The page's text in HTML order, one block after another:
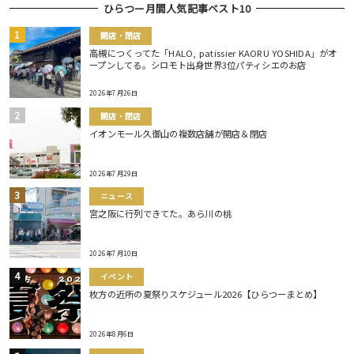
ひらつー月間人気記事ベスト10
開店・閉店
高槻につくってた「HALO, patissier KAORU YOSHIDA」がオ
ープンしてる。シロモト出身世界3位パティシエのお店
2026年7月26日
開店・閉店
イオンモール久御山の複数店舗が開店＆閉店
2026年7月29日
ニュース
宮之阪に行列できてた。あら川の桃
2026年7月10日
イベント
枚方の近所の夏祭りスケジュール2026【ひらつーまとめ】
2026年8月6日